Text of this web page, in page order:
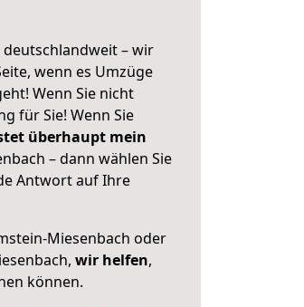
deutschlandweit – wir
wenn es Umzüge
Wenn Sie nicht
für Sie! Wenn Sie
überhaupt mein
– dann wählen Sie
Antwort auf Ihre
Miesenbach oder
wir helfen,
können.